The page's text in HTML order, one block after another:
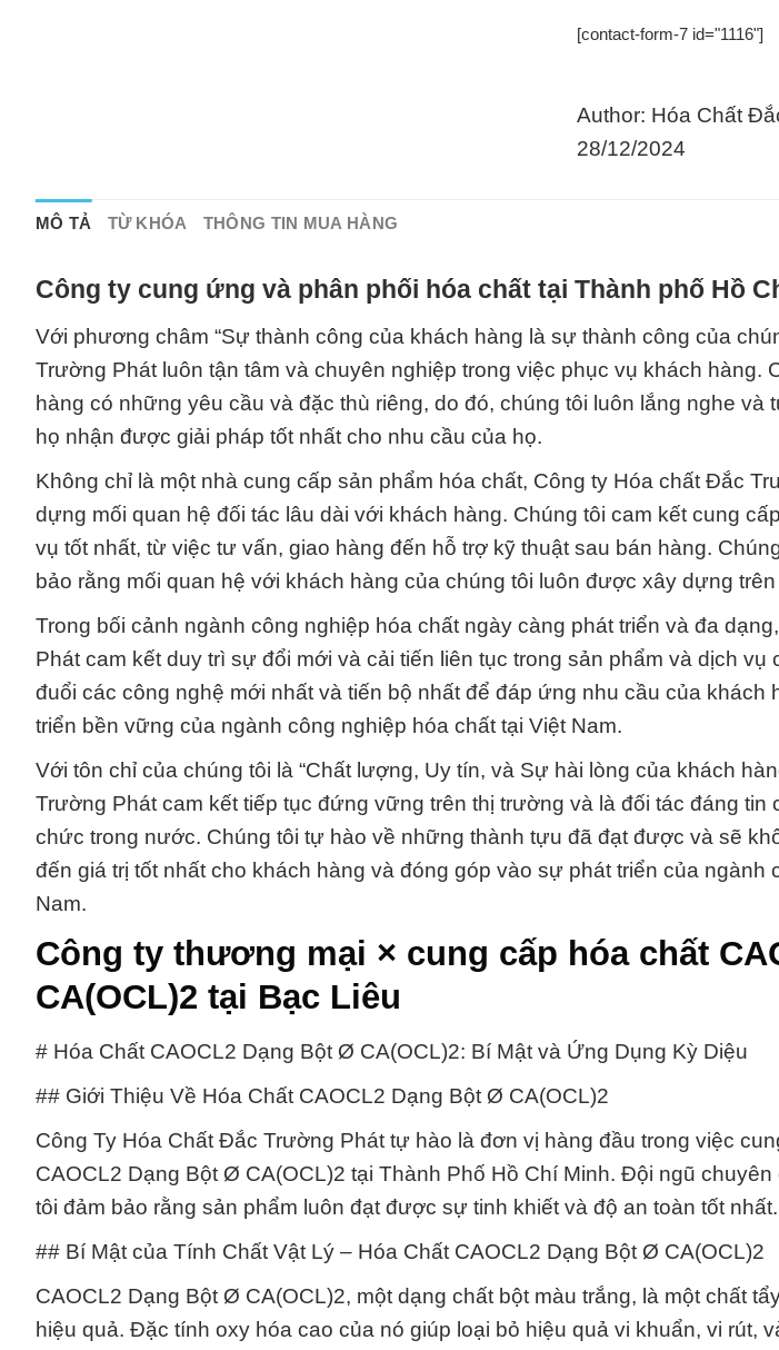
[contact-form-7 id="1116"]
Author: Hóa Chất
28/12/2024
MÔ TẢ TỪ KHÓA THÔNG TIN MUA HÀNG
Công ty cung ứng và phân phối hóa chất tại Thành phố Hồ
Với phương châm “Sự thành công của khách hàng là sự thành công của
Trường Phát luôn tận tâm và chuyên nghiệp trong việc phục vụ khách hàng.
hàng có những yêu cầu và đặc thù riêng, do đó, chúng tôi luôn lắng nghe và
họ nhận được giải pháp tốt nhất cho nhu cầu của họ.
Không chỉ là một nhà cung cấp sản phẩm hóa chất, Công ty Hóa chất Đắc
dựng mối quan hệ đối tác lâu dài với khách hàng. Chúng tôi cam kết cung
vụ tốt nhất, từ việc tư vấn, giao hàng đến hỗ trợ kỹ thuật sau bán hàng.
bảo rằng mối quan hệ với khách hàng của chúng tôi luôn được xây dựng
Trong bối cảnh ngành công nghiệp hóa chất ngày càng phát triển và đa
Phát cam kết duy trì sự đổi mới và cải tiến liên tục trong sản phẩm và dịch vụ
đuổi các công nghệ mới nhất và tiến bộ nhất để đáp ứng nhu cầu của khách
triển bền vững của ngành công nghiệp hóa chất tại Việt Nam.
Với tôn chỉ của chúng tôi là “Chất lượng, Uy tín, và Sự hài lòng của khách
Trường Phát cam kết tiếp tục đứng vững trên thị trường và là đối tác đáng tin
chức trong nước. Chúng tôi tự hào về những thành tựu đã đạt được và sẽ
đến giá trị tốt nhất cho khách hàng và đóng góp vào sự phát triển của ngành
Nam.
Công ty thương mại × cung cấp hóa chất
CA(OCL)2 tại Bạc Liêu
# Hóa Chất CAOCL2 Dạng Bột Ø CA(OCL)2: Bí Mật và Ứng Dụng Kỳ Diệu
## Giới Thiệu Về Hóa Chất CAOCL2 Dạng Bột Ø CA(OCL)2
Công Ty Hóa Chất Đắc Trường Phát tự hào là đơn vị hàng đầu trong việc
CAOCL2 Dạng Bột Ø CA(OCL)2 tại Thành Phố Hồ Chí Minh. Đội ngũ
tôi đảm bảo rằng sản phẩm luôn đạt được sự tinh khiết và độ an toàn tốt nhất.
## Bí Mật của Tính Chất Vật Lý – Hóa Chất CAOCL2 Dạng Bột Ø CA(OCL)2
CAOCL2 Dạng Bột Ø CA(OCL)2, một dạng chất bột màu trắng, là một chất
hiệu quả. Đặc tính oxy hóa cao của nó giúp loại bỏ hiệu quả vi khuẩn, vi rút,